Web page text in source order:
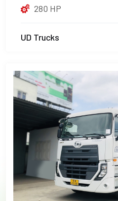
280 HP
UD Trucks